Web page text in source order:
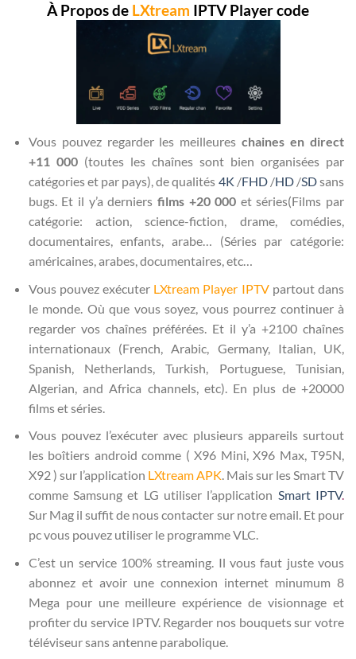
À Propos de LXtream IPTV Player code
Vous pouvez regarder les meilleureschaines en direct
+11 000 (toutes les chaînes sont bien organisées par
catégories et par pays), de qualités 4K /FHD /HD /SDsans
bugs. Et il y’a derniers films +20 000 et séries(Films par
catégorie: action, science-fiction, drame, comédies,
documentaires, enfants, arabe… (Séries par catégorie:
américaines, arabes, documentaires, etc…
Vous pouvez exécuter LXtream Player IPTVpartout dans
le monde. Où que vous soyez, vous pourrez continuer à
regarder vos chaînes préférées. Et il y’a +2100 chaînes
internationaux (French, Arabic, Germany, Italian, UK,
Spanish, Netherlands, Turkish, Portuguese, Tunisian,
Algerian, and Africa channels, etc). En plus de +20000
films et séries.
Vous pouvez l’exécuter avec plusieurs appareils surtout
les boîtiers android comme ( X96 Mini, X96 Max, T95N,
X92 ) sur l’application LXtream APK. Mais sur les Smart TV
comme Samsung et LG utiliser l’application Smart IPTV.
Sur Mag il suffit de nous contacter sur notre email. Et pour
pc vous pouvez utiliser le programme VLC.
C’est un service 100% streaming. Il vous faut juste vous
abonnez et avoir une connexion internet minumum 8
Mega pour une meilleure expérience de visionnage et
profiter du service IPTV. Regarder nos bouquets sur votre
téléviseur sans antenne parabolique.